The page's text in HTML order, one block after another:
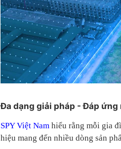
Đa dạng giải pháp - Đáp
SPY Việt Nam hiểu rằng mỗi gia
hiệu mang đến nhiều dòng sản